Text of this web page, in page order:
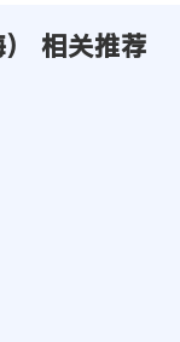
相关推荐